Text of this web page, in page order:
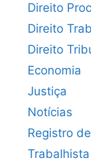
Direito
Direito
Direito
Economia
Justiça
Notícias
Registro